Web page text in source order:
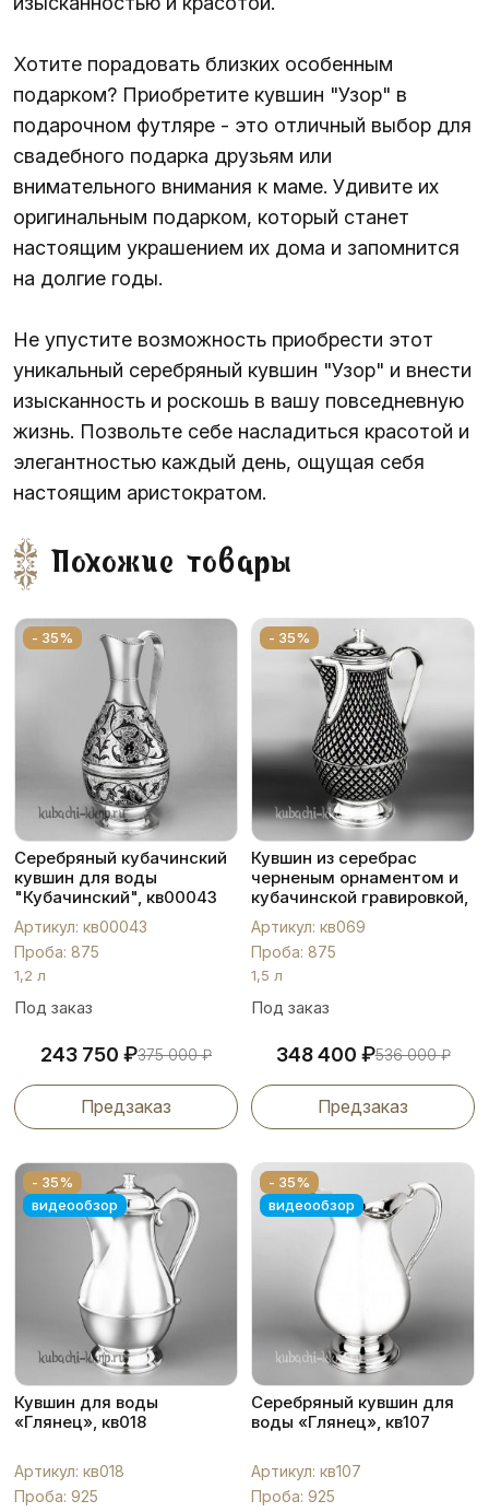
Хотите порадовать близких особенным
подарком? Приобретите кувшин "Узор" в
подарочном футляре - это отличный выбор для
свадебного подарка друзьям или
внимательного внимания к маме. Удивите их
оригинальным подарком, который станет
настоящим украшением их дома и запомнится
на долгие годы.
Не упустите возможность приобрести этот
уникальный серебряный кувшин "Узор" и внести
изысканность и роскошь в вашу повседневную
жизнь. Позвольте себе насладиться красотой и
элегантностью каждый день, ощущая себя
настоящим аристократом.
Похожие товары
- 35%
Серебряный кубачинский
кувшин для воды
"Кубачинский", кв00043
Артикул: кв00043
Проба: 875
1,2 л
Под заказ
243 750 ₽375 000₽
Предзаказ
- 35%
Кувшин из серебрас
черненым орнаментом и
кубачинской гравировкой,
1,5 л, кв069
Артикул: кв069
Проба: 875
1,5 л
Под заказ
348 400 ₽536 000₽
Предзаказ
- 35%
видеообзор
Кувшин для воды
«Глянец», кв018
Артикул: кв018
Проба: 925
- 35%
видеообзор
Серебряный кувшин для
воды «Глянец», кв107
Артикул: кв107
Проба: 925